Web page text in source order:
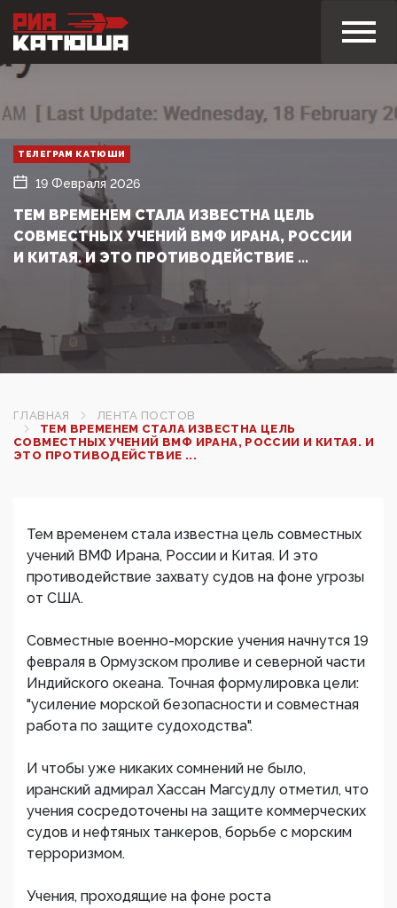
ТЕЛЕГРАМ КАТЮШИ
19 Февраля 2026
ТЕМ ВРЕМЕНЕМ СТАЛА ИЗВЕСТНА ЦЕЛЬ
СОВМЕСТНЫХ УЧЕНИЙ ВМФ ИРАНА, РОССИИ
И КИТАЯ. И ЭТО ПРОТИВОДЕЙСТВИЕ ...
ГЛАВНАЯ
ЛЕНТА ПОСТОВ
ТЕМ ВРЕМЕНЕМ СТАЛА ИЗВЕСТНА ЦЕЛЬ
СОВМЕСТНЫХ УЧЕНИЙ ВМФ ИРАНА, РОССИИ И КИТАЯ. И
ЭТО ПРОТИВОДЕЙСТВИЕ ...
Тем временем стала известна цель совместных
учений ВМФ Ирана, России и Китая. И это
противодействие захвату судов на фоне угрозы
от США.
Совместные военно-морские учения начнутся 19
февраля в Ормузском проливе и северной части
Индийского океана. Точная формулировка цели:
"усиление морской безопасности и совместная
работа по защите судоходства".
И чтобы уже никаких сомнений не было,
иранский адмирал Хассан Магсудлу отметил, что
учения сосредоточены на защите коммерческих
судов и нефтяных танкеров, борьбе с морским
терроризмом.
Учения, проходящие на фоне роста